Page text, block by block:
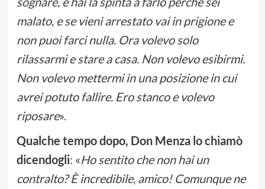
malato, e se vieni arrestato vai in prigione e
non puoi farci nulla. Ora volevo solo
rilassarmi e stare a casa. Non volevo esibirmi.
Non volevo mettermi in una posizione in cui
avrei potuto fallire. Ero stanco e volevo
riposare».
Qualche tempo dopo, Don Menza lo chiamò
dicendogli: «Ho sentito che non hai un
contralto? È incredibile, amico! Comunque ne